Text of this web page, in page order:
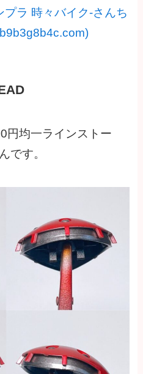
ラ 時々バイク-さんち
円均一ラインストー
です。